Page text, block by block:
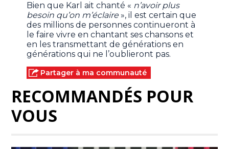
Bien que Karl ait chanté « n’avoir plus
besoin qu’on m’éclaire», il est certain que
des millions de personnes continueront à
le faire vivre en chantant ses chansons et
en les transmettant de générations en
générations qui ne l’oublieront pas.
Partager à ma communauté
RECOMMANDÉS POUR
VOUS